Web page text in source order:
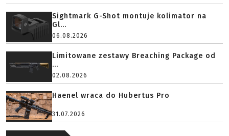
Sightmark G-Shot montuje kolimator na
Gl...
06.08.2026
Limitowane zestawy Breaching Package od
...
02.08.2026
Haenel wraca do Hubertus Pro
31.07.2026